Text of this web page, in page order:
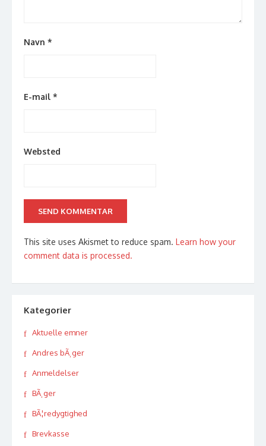
Navn *
E-mail *
Websted
This site uses Akismet to reduce spam. Learn how your
comment data is processed.
Kategorier
Aktuelle emner
Andres bÃ¸ger
Anmeldelser
BÃ¸ger
BÃ¦redygtighed
Brevkasse